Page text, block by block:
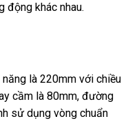
động khác nhau.
năng là 220mm bỏ
sỉ
với chiều
cầm là 80mmmiễn
phí
, đường
sử dụng vòng chuẩn